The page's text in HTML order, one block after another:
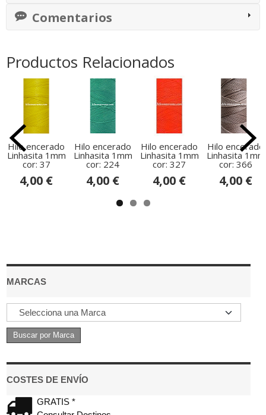
MARCAS
COSTES DE ENVÍO
GRATIS *
Comentarios
Productos Relacionados
Hilo encerado
Linhasita 1mm
cor: 37
4,00 €
Hilo encerado
Linhasita 1mm
cor: 224
4,00 €
Hilo encerado
Linhasita 1mm
cor: 327
4,00 €
Hilo encerado
Linhasita 1mm
cor: 366
4,00 €